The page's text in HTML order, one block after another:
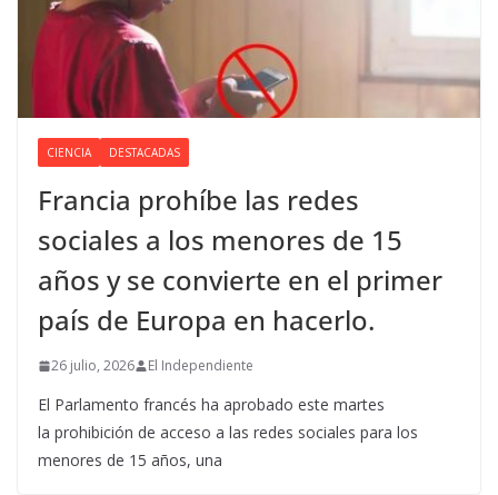
CIENCIA DESTACADAS
Francia prohíbe las redes
sociales a los menores de 15
años y se convierte en el primer
país de Europa en hacerlo.
26 julio, 2026 El Independiente
El Parlamento francés ha aprobado este martes
la prohibición de acceso a las redes sociales para los
menores de 15 años, una